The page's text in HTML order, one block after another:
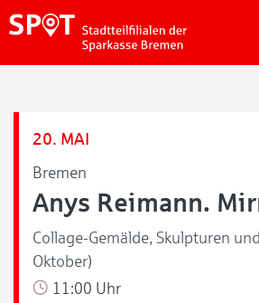
20. MAI
Bremen
Anys Reimann.
Collage-Gemälde, Skulpturen
Oktober)
11:00 Uhr